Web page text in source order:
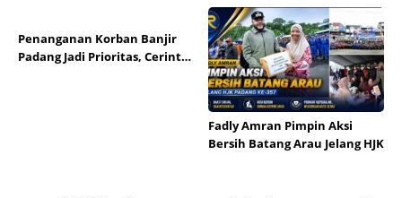
Penanganan Korban Banjir
Padang Jadi Prioritas, Cerint
Fadly Amran Pimpin Aksi
Bersih Batang Arau Jelang HJK